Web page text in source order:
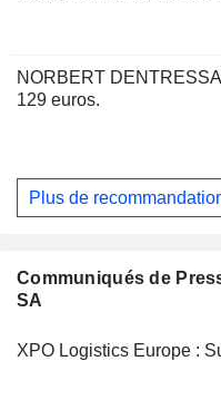
NORBERT
129 euros.
Plus de
Communiqués de
SA
XPO Logistics Europe :